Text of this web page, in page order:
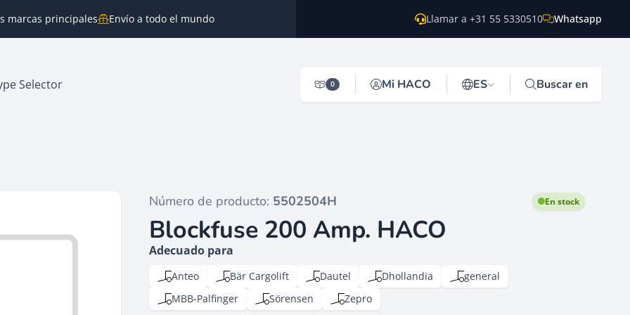
marcas principales Envío a todo el mundo Llamar a +31 55 5330510 Whatsapp
Selector 0 Mi HACO ES Buscar en
Número de producto: 5502504H En stock
Blockfuse 200 Amp. HACO
Adecuado para
Anteo Bär Cargolift Dautel Dhollandia
general
MBB-Palfinger
Sörensen Zepro